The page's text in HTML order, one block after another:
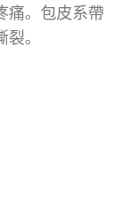
痛。包皮系帶
。